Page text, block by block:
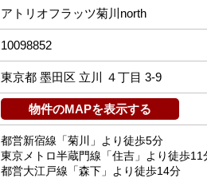
アトリオフラッツ菊川north
10098852
東京都 墨田区 立川 ４丁目 3-9
物件のMAPを表示する
都営新宿線「菊川」より徒歩5分
東京メトロ半蔵門線「住吉」より徒歩11
都営大江戸線「森下」より徒歩14分